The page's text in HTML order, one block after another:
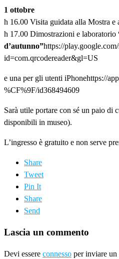
1 ottobre
h 16.00 Visita guidata alla Mostra e
h 17.00 Dimostrazioni e laboratorio
d’autunno”https://
id=com.qrcodereader&gl=US
e una per gli utenti iPhonehttps://
%CF%9F/id368494609
Sarà utile portare con sé un paio di
disponibili in museo).
L’ingresso è gratuito e non serve
Share
Tweet
Pin It
Share
Send
Lascia un commento
Devi essere connesso per inviare un